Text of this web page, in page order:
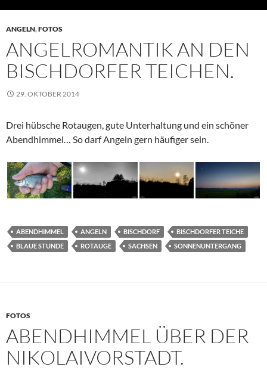
ANGELN,FOTOS
ANGELROMANTIK AN DEN
BISCHDORFER TEICHEN.
29. OKTOBER 2014
Drei hübsche Rotaugen, gute Unterhaltung und ein schöner
Abendhimmel… So darf Angeln gern häufiger sein.
ABENDHIMMEL ANGELN BISCHDORF
BISCHDORFER TEICHE
BLAUE STUNDE
ROTAUGE SACHSEN SONNENUNTERGANG
FOTOS
ABENDHIMMEL ÜBER DER
NIKOLAIVORSTADT.